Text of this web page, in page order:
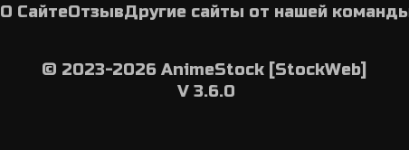
О СайтеОтзывДругие сайты от нашей
© 2023-2026 AnimeStock [StockWeb]
V 3.6.0